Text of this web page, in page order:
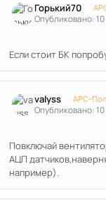
Горький70
Опубликовано:
Если стоит БК
valyss APC-
Опубликовано:
Повключай
АЦП
например).